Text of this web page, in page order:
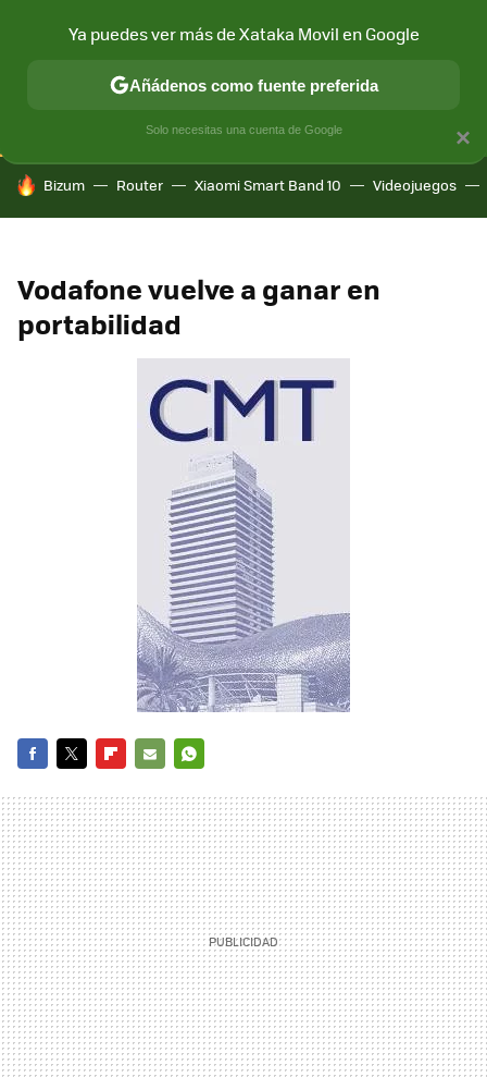
CONECTIVIDAD MÓVIL Y SOCIEDAD APLICACIONES
HOY SE HABLA DE
Bizum Router Xiaomi Smart Band 10 Videojuegos
Vodafone vuelve a ganar en
portabilidad
MAIL
×
Ya puedes ver más de Xataka Movil en Google
Añádenos como fuente preferida
Solo necesitas una cuenta de Google